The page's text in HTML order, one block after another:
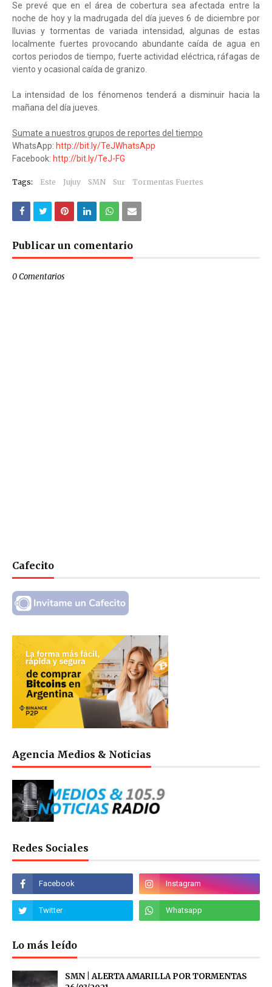
Se prevé que en el área de cobertura sea afectada entre la
noche de hoy y la madrugada del día jueves 6 de diciembre por
lluvias y tormentas de variada intensidad, algunas de estas
localmente fuertes provocando abundante caída de agua en
cortos periodos de tiempo, fuerte actividad eléctrica, ráfagas de
viento y ocasional caída de granizo.
La intensidad de los fénomenos tenderá a disminuir hacia la
mañana del día jueves.
Sumate a nuestros grupos de reportes del tiempo
WhatsApp: http://bit.ly/TeJWhatsApp
Facebook: http://bit.ly/TeJ-FG
Tags: Este Jujuy SMN Sur Tormentas Fuertes
Publicar un comentario
0 Comentarios
Cafecito
Agencia Medios & Noticias
Redes Sociales
Lo más leído
SMN | ALERTA AMARILLA POR TORMENTAS